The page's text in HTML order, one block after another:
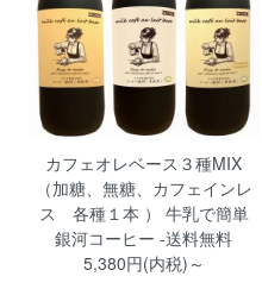
カフェオレベース３種MIX
（加糖、無糖、カフェインレ
ス 各種１本 ） 牛乳で簡単
銀河コーヒー -送料無料
5,380円(内税)～